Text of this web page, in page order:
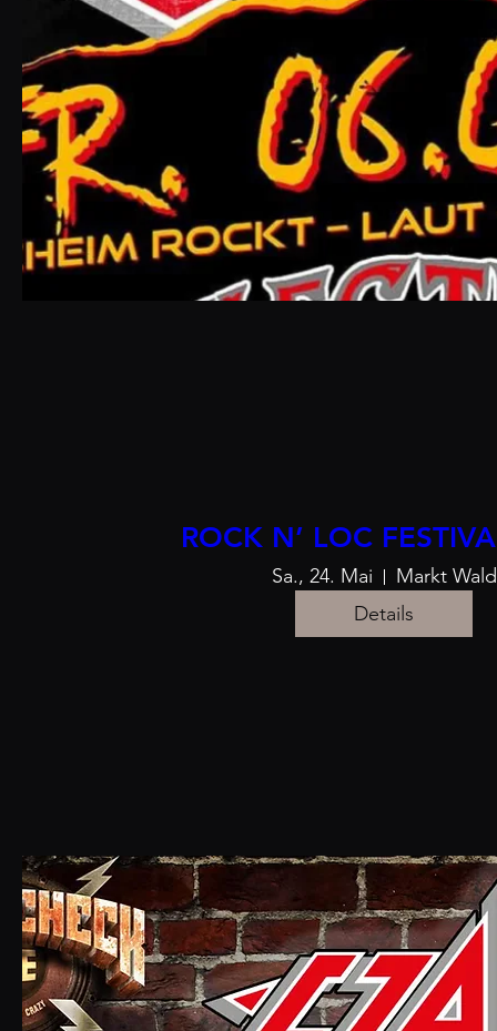
ROCK N’ LOC
Sa., 24. Mai
Markt Wald
Details